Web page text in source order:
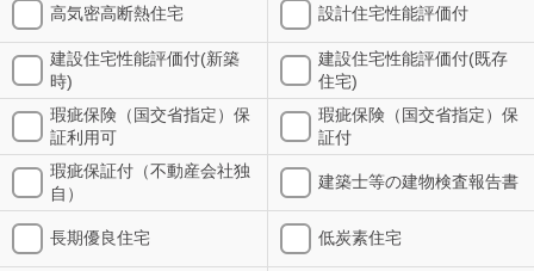
高気密高断熱住宅 設計住宅性能評価付
建設住宅性能評価付(新築
時)
建設住宅性能評価付(既存
住宅)
瑕疵保険（国交省指定）保
証利用可
瑕疵保険（国交省指定）保
証付
瑕疵保証付（不動産会社独
自）
建築士等の建物検査報告書
長期優良住宅 低炭素住宅